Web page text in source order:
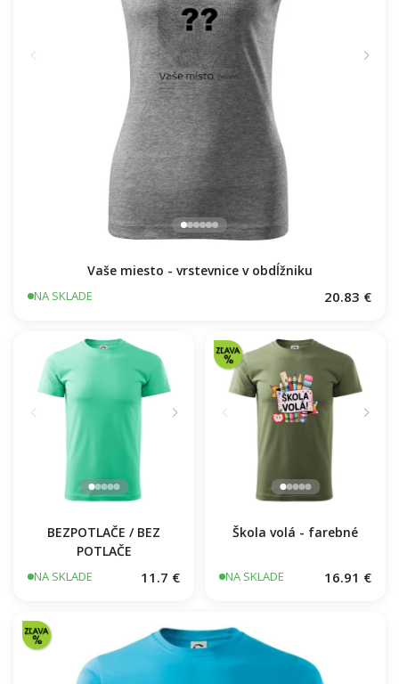
Vaše miesto - vrstevnice v obdĺžniku
NA SKLADE 20.83 €
BEZPOTLAČE / BEZ
POTLAČE
NA SKLADE 11.7 €
Škola volá - farebné
NA SKLADE 16.91 €